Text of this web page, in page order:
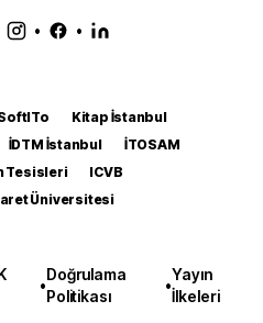
• •
Kitap İstanbul
İDTM İstanbul
İTOSAM
Tesisleri
ICVB
Üniversitesi
•
Doğrulama
Politikası
•
Yayın
İlkeleri